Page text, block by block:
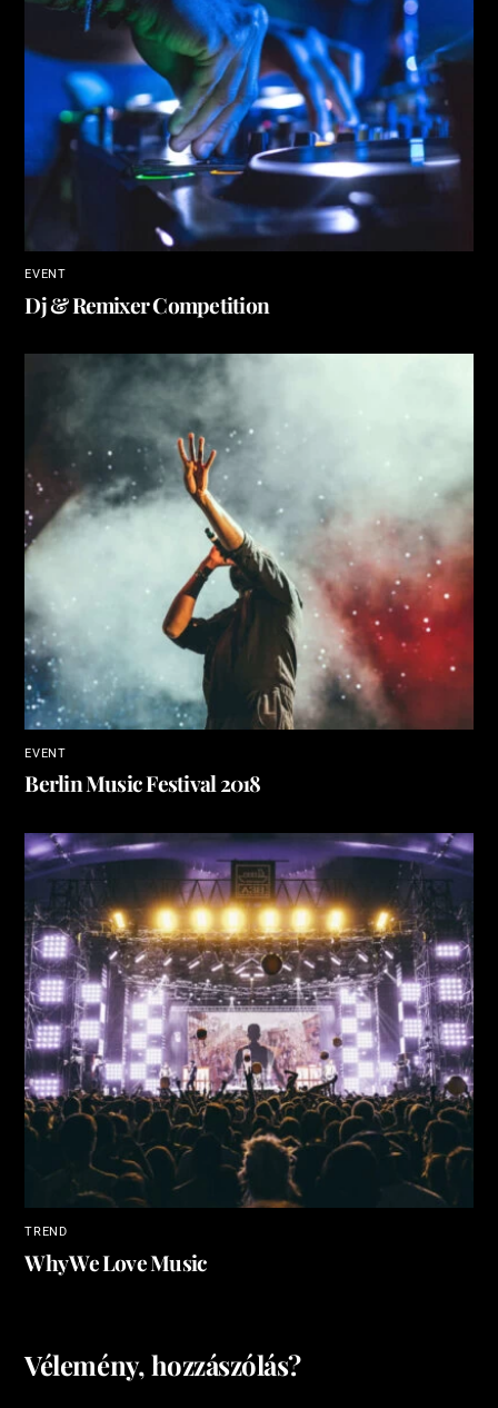
EVENT
Dj & Remixer Competition
EVENT
Berlin Music Festival 2018
TREND
Why We Love Music
Vélemény, hozzászólás?